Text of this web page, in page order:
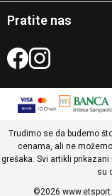
Pratite nas
Trudimo se da budemo
cenama, ali ne
grešaka. Svi artikli
su
©2026